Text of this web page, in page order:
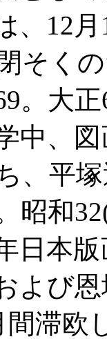
、12
そく
。大
中、
、平
昭和
日本
よび
滞欧